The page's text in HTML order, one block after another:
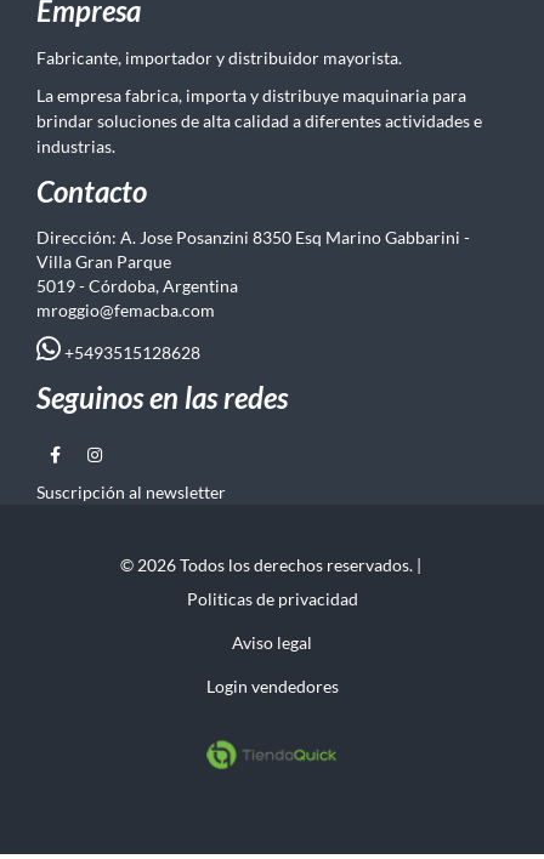
Empresa
Fabricante, importador y distribuidor mayorista.
La empresa fabrica, importa y distribuye maquinaria para
brindar soluciones de alta calidad a diferentes actividades e
industrias.
Contacto
Dirección: A. Jose Posanzini 8350 Esq Marino Gabbarini -
Villa Gran Parque
5019 - Córdoba, Argentina
mroggio@femacba.com
+5493515128628
Seguinos en las redes
Suscripción al newsletter
© 2026 Todos los derechos reservados. |
Politicas de privacidad
Aviso legal
Login vendedores